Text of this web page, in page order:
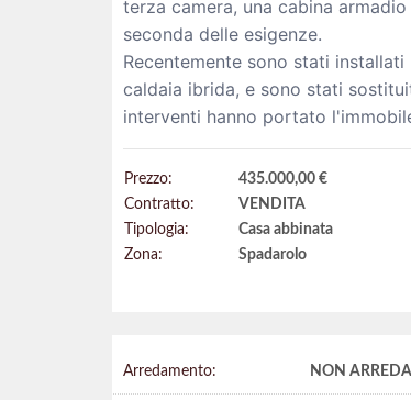
terza camera, una cabina
seconda delle esigenze.
Recentemente sono stati
caldaia ibrida, e sono stati
interventi hanno portato
Prezzo:
435.000,00 €
Contratto:
VENDITA
Tipologia:
Casa abbinata
Zona:
Spadarolo
Arredamento: NON